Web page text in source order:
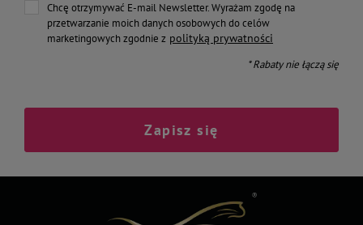
Chcę otrzymywać E-mail Newsletter. Wyrażam zgodę na
przetwarzanie moich danych osobowych do celów
marketingowych zgodnie z polityką prywatności
* Rabaty nie łączą się
Zapisz się